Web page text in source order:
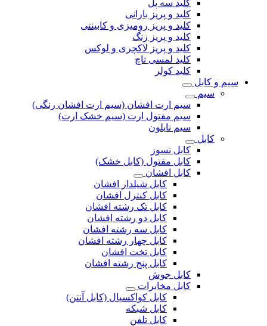
کلید سه پل
کلید و پریز بارانی
کلید و پریز رومیزی و کابینتی
کلید و پریز زنگ
کلید و پریز لاکچری و لوکس
کلید لمسی تاچ
کلید کولر
سیم و کابل
سیم
سیم ارت افشان (سیم ارت افشان رنگی)
سیم مفتول ارت (سیم خشک ارت)
سیم نایلون
کابل
کابل نسوز
کابل مفتول (کابل خشک)
کابل افشان
کابل شیلدار افشان
کابل کنترل افشان
کابل تک رشته افشان
کابل دو رشته افشان
کابل سه رشته افشان
کابل چهار رشته افشان
کابل تخت افشان
کابل پنج رشته افشان
کابل جوش
کابل مخابرات
کابل کواکسیال (کابل آنتن)
کابل شبکه
کابل تلفن